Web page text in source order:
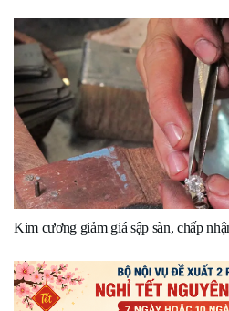
Kim cương giảm giá sập sàn, chấp